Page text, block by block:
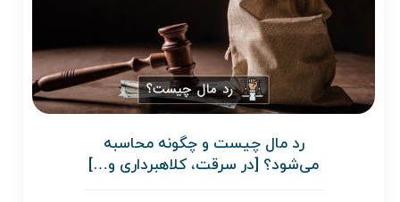
رد مال چیست و چگونه محاسبه
می‌شود؟ [در سرقت، کلاهبرداری و…]